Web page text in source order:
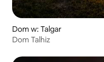
Dom w: Talgar
Dom Talhiz